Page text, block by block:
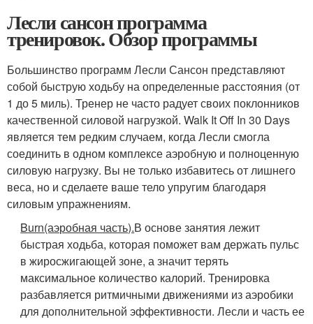
Лесли сансон программа
тренировок. Обзор программы
Большинство программ Лесли Сансон представляют
собой быструю ходьбу на определенные расстояния (от
1 до 5 миль). Тренер не часто радует своих поклонников
качественной силовой нагрузкой. Walk It Off In 30 Days
является тем редким случаем, когда Лесли смогла
соединить в одном комплексе аэробную и полноценную
силовую нагрузку. Вы не только избавитесь от лишнего
веса, но и сделаете ваше тело упругим благодаря
силовым упражнениям.
Burn(аэробная часть).В основе занятия лежит
быстрая ходьба, которая поможет вам держать пульс
в жиросжигающей зоне, а значит терять
максимальное количество калорий. Тренировка
разбавляется ритмичными движениями из аэробики
для дополнительной эффективности. Лесли и часть ее